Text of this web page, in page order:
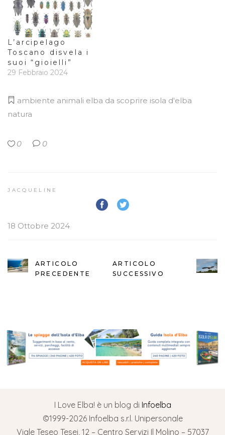
L’arcipelago
Toscano disvela i
suoi “gioielli”
29 Febbraio 2024
ambiente animali elba da scoprire isola d'elba
natura
0 0
JACQUELINE
18 Ottobre 2024
ARTICOLO
PRECEDENTE
ARTICOLO
SUCCESSIVO
I Love Elba! è un blog di Infoelba
©1999-2026 Infoelba s.r.l. Unipersonale
Viale Teseo Tesei, 12 – Centro Servizi Il Molino – 57037